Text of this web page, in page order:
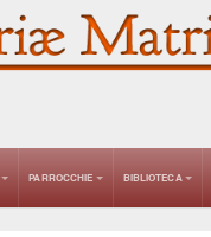
PARROCCHIE BIBLIOTECA